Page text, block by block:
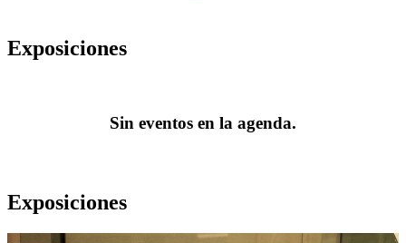
Exposiciones
Sin eventos en la agenda.
Exposiciones